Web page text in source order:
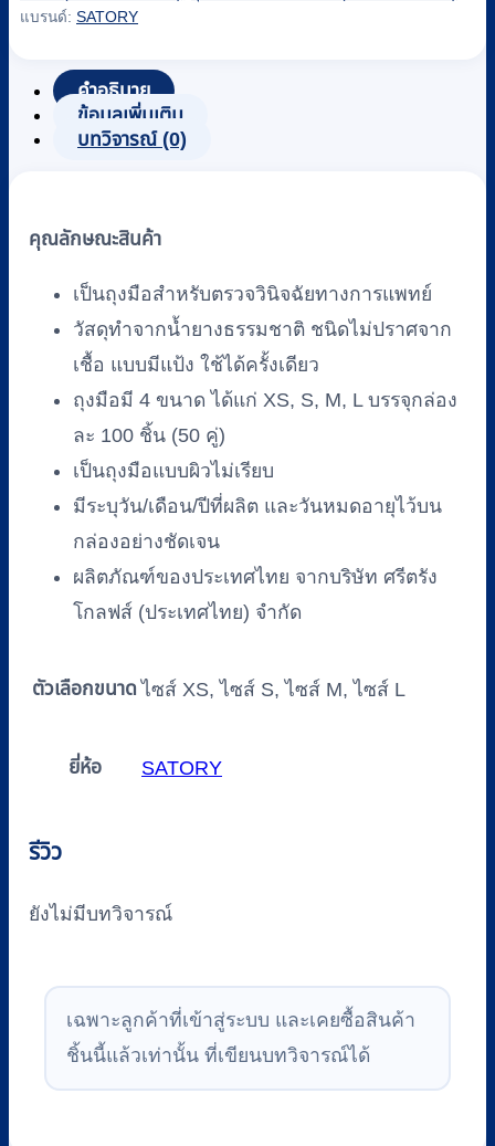
ถุงมือ
โรค
ชนิด
กล่อง)
ยี่ห้อ
โต
(SATORY)
กล่อง
สีชมพู
แบรนด์: SATORY
คำอธิบาย
ข้อมูลเพิ่มเติม
บทวิจารณ์ (0)
คุณลักษณะสินค้า
เป็นถุงมือสำหรับตรวจวินิจฉัยทางการแพทย์
วัสดุทำจากน้ำยางธรรมชาติ ชนิดไม่ปราศจาก
เชื้อ แบบมีแป้ง ใช้ได้ครั้งเดียว
ถุงมือมี 4 ขนาด ได้แก่ XS, S, M, L บรรจุกล่อง
ละ 100 ชิ้น (50 คู่)
เป็นถุงมือแบบผิวไม่เรียบ
มีระบุวัน/เดือน/ปีที่ผลิต และวันหมดอายุไว้บน
กล่องอย่างชัดเจน
ผลิตภัณฑ์ของประเทศไทย จากบริษัท ศรีตรัง
โกลฟส์ (ประเทศไทย) จำกัด
ตัวเลือกขนาด ไซส์ XS, ไซส์ S, ไซส์ M, ไซส์ L
ยี่ห้อ SATORY
รีวิว
ยังไม่มีบทวิจารณ์
เฉพาะลูกค้าที่เข้าสู่ระบบ และเคยซื้อสินค้า
ชิ้นนี้แล้วเท่านั้น ที่เขียนบทวิจารณ์ได้